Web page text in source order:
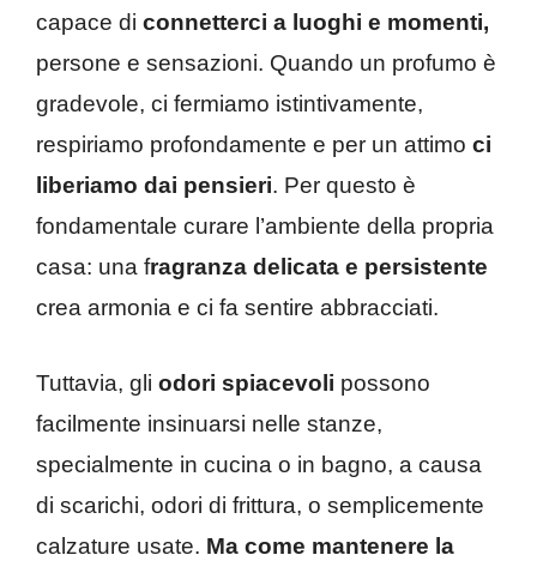
capace di connetterci a luoghi e momenti,
persone e sensazioni. Quando un profumo è
gradevole, ci fermiamo istintivamente,
respiriamo profondamente e per un attimo ci
liberiamo dai pensieri. Per questo è
fondamentale curare l’ambiente della propria
casa: una fragranza delicata e persistente
crea armonia e ci fa sentire abbracciati.
Tuttavia, gli odori spiacevoli possono
facilmente insinuarsi nelle stanze,
specialmente in cucina o in bagno, a causa
di scarichi, odori di frittura, o semplicemente
calzature usate. Ma come mantenere la